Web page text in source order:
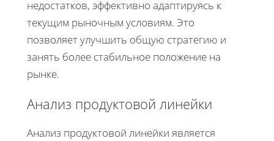
недостатков, эффективно адаптируясь к
текущим рыночным условиям. Это
позволяет улучшить общую стратегию и
занять более стабильное положение на
рынке.
Анализ продуктовой линейки
Анализ продуктовой линейки является